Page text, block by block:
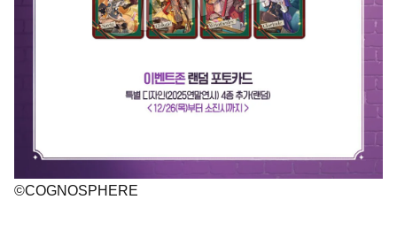
©COGNOSPHERE